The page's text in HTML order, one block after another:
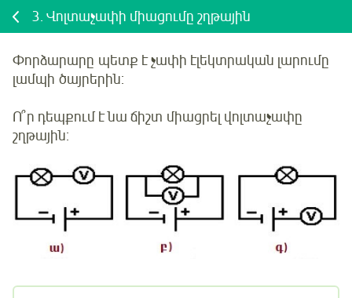
3. Վոլտաչափի միացումը շղթային
Փորձարարը պետք է չափի էլեկտրական լարումը
լամպի ծայրերին:
Ո՞ր դեպքում է նա ճիշտ միացրել վոլտաչափը
շղթային: